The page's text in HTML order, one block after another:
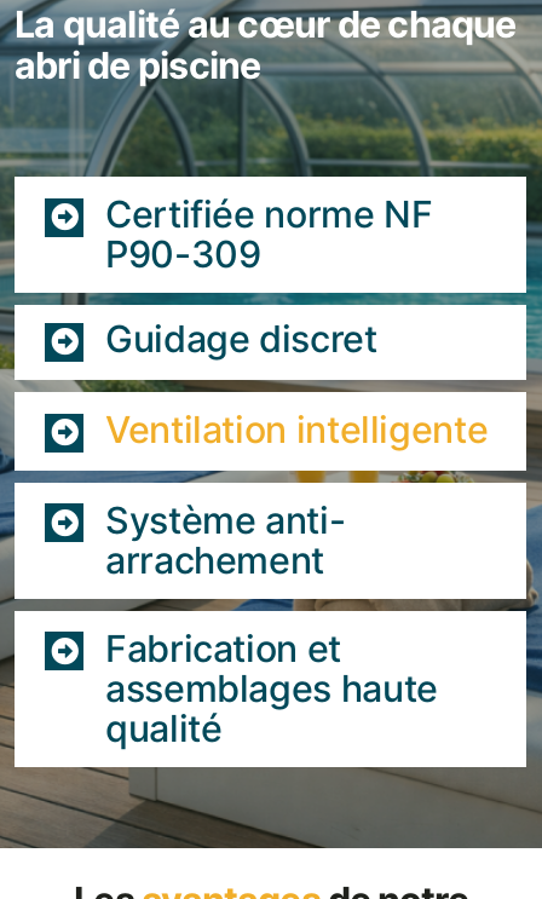
La qualité au cœur de chaque
abri de piscine
Certifiée norme NF
P90-309
Guidage discret
Ventilation intelligente
Système anti-
arrachement
Fabrication et
assemblages haute
qualité